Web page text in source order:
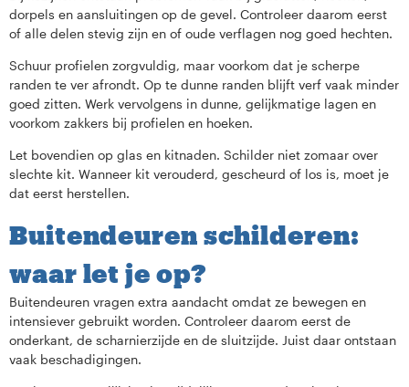
dorpels en aansluitingen op de gevel. Controleer daarom eerst
of alle delen stevig zijn en of oude verflagen nog goed hechten.
Schuur profielen zorgvuldig, maar voorkom dat je scherpe
randen te ver afrondt. Op te dunne randen blijft verf vaak minder
goed zitten. Werk vervolgens in dunne, gelijkmatige lagen en
voorkom zakkers bij profielen en hoeken.
Let bovendien op glas en kitnaden. Schilder niet zomaar over
slechte kit. Wanneer kit verouderd, gescheurd of los is, moet je
dat eerst herstellen.
Buitendeuren schilderen:
waar let je op?
Buitendeuren vragen extra aandacht omdat ze bewegen en
intensiever gebruikt worden. Controleer daarom eerst de
onderkant, de scharnierzijde en de sluitzijde. Juist daar ontstaan
vaak beschadigingen.